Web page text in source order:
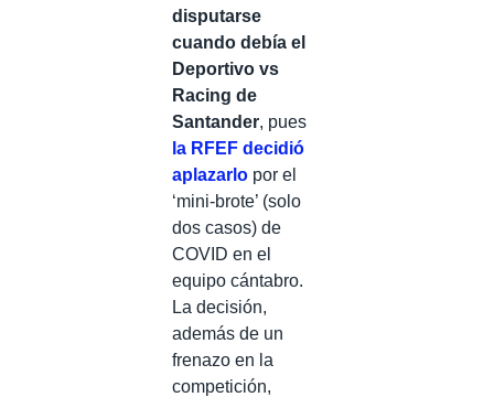
disputarse
cuando debía el
Deportivo vs
Racing de
Santander, pues
la RFEF decidió
aplazarlo por el
‘mini-brote’ (solo
dos casos) de
COVID en el
equipo cántabro.
La decisión,
además de un
frenazo en la
competición,